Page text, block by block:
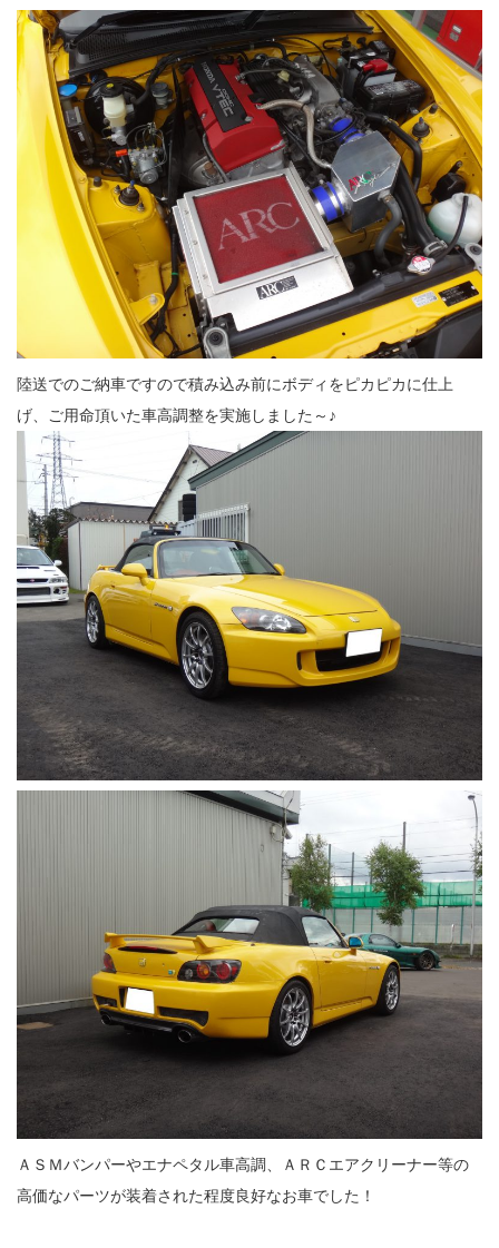
陸送でのご納車ですので積み込み前にボディをピカピカに仕上
げ、ご用命頂いた車高調整を実施しました～♪
ＡＳＭバンパーやエナペタル車高調、ＡＲＣエアクリーナー等の
高価なパーツが装着された程度良好なお車でした！